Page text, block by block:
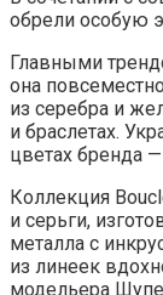
обрели особую
Главными
она
из серебра и
и браслетах.
цветах бренда
Коллекция
и серьги,
металла с
из линеек
модельера